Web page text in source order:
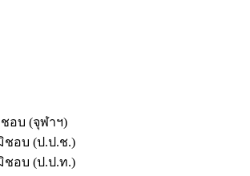
อบ (จุฬาฯ)
ชอบ (ป.ป.ช.)
ชอบ (ป.ป.ท.)